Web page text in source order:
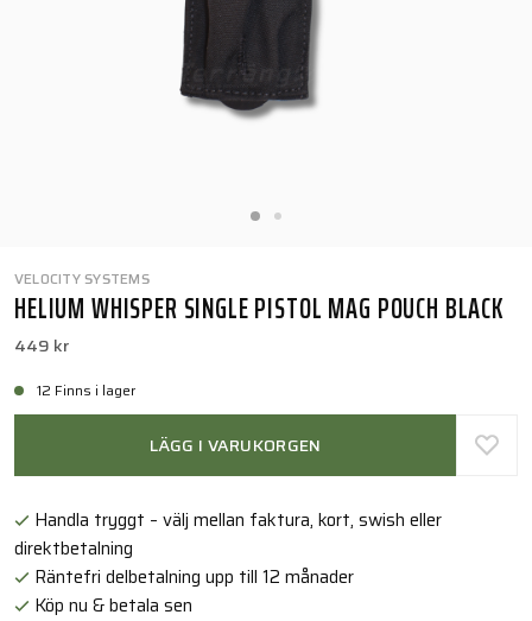
VELOCITY SYSTEMS
HELIUM WHISPER SINGLE PISTOL MAG POUCH BLACK
449 kr
12 Finns i lager
LÄGG I VARUKORGEN
Handla tryggt – välj mellan faktura, kort, swish eller
direktbetalning
Räntefri delbetalning upp till 12 månader
Köp nu & betala sen